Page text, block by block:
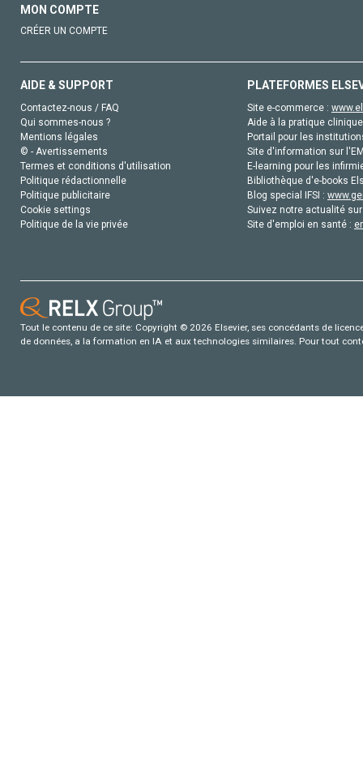
MON COMPTE
CRÉER UN COMPTE
AIDE & SUPPORT
Contactez-nous / FAQ
Qui sommes-nous ?
Mentions légales
© - Avertissements
Termes et conditions d'utilisation
Politique rédactionnelle
Politique publicitaire
Cookie settings
Politique de la vie privée
PLATEFORMES
Site e-commerce :
Aide à la pratique
Portail pour les
Site d'information sur
E-learning pour les
Bibliothèque d'e-books
Blog special IFSI :
Suivez notre actualité
Site d'emploi en santé :
Tout le contenu de ce site: Copyright © 2026 Elsevier, ses concédants de
de données, a la formation en IA et aux technologies similaires. Pour tout